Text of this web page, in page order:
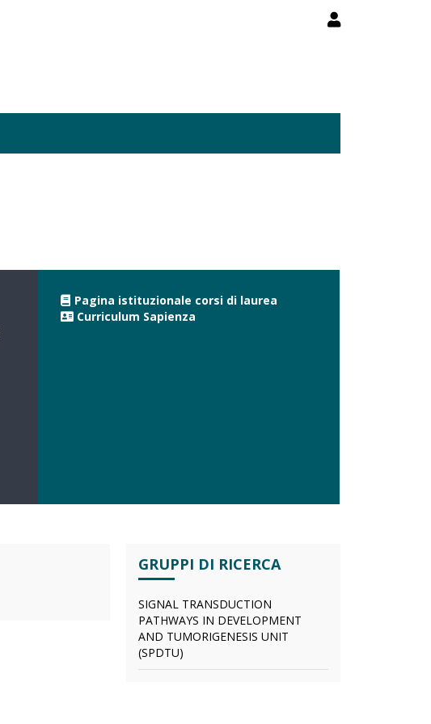
Pagina istituzionale corsi di laurea
Curriculum Sapienza
GRUPPI DI RICERCA
SIGNAL TRANSDUCTION
PATHWAYS IN DEVELOPMENT
AND TUMORIGENESIS UNIT
(SPDTU)